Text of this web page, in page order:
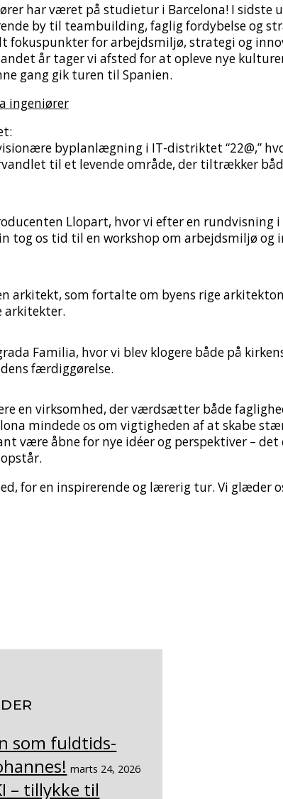
har været på studietur i Barcelona! I sidste
by til teambuilding, faglig fordybelse og
fokuspunkter for arbejdsmiljø, strategi og
år tager vi afsted for at opleve nye
gang gik turen til Spanien.
byplanlægning i IT-distriktet “22@,”
til et levende område, der tiltrækker
Llopart, hvor vi efter en rundvisning
tog os tid til en workshop om arbejdsmiljø og
arkitekt, som fortalte om byens rige
arkitekter.
Familia, hvor vi blev klogere både på
færdiggørelse.
en virksomhed, der værdsætter både
mindede os om vigtigheden af at skabe
være åbne for nye idéer og perspektiver – det
for en inspirerende og lærerig tur. Vi glæder
som fuldtids-
marts 24, 2026
– tillykke til